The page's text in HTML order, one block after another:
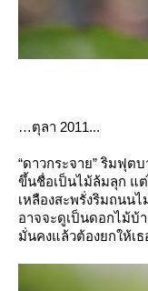
ตุลา 2011...
“ดาวกระจา” ริมฟุตบ
ขึ้นชื่อเป็นไม้ล้มลุก แ
เหลืองสะพรั่งริมถนน
อาจจะดูเป็นดอกไม้
มั่นคงแล้วต้องยกให้เธ